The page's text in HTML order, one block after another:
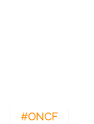
#ONCF